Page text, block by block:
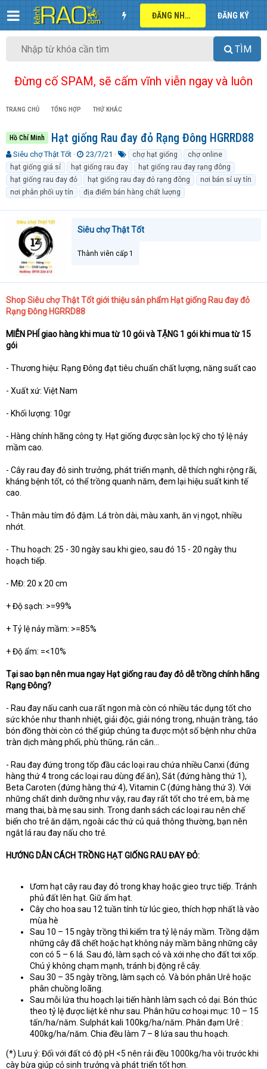
ĐĂNG NHẬP ĐĂNG KÝ
TÌM
Đừng cố SPAM, sẽ cấm vĩnh viễn ngay và luôn
TRANG CHỦ TỔNG HỢP THỨ KHÁC
Hồ Chí Minh Hạt giống Rau đay đỏ Rạng Đông HGRRD88
T
h
r
e
a
s
r
Siêu chợ Thật Tốt
N
g
à
y
g
23/7/21
ừ
k
h
ó
chợ hạt giống
chợ online
hạt giống giá sỉ
hạt giống rau đay
hạt giống rau đay rạng đông
hạt giống rau đay đỏ
hạt giống rau đay đỏ rạng đông
nơi bán sỉ uy tín
nơi phân phối uy tín
địa điểm bán hàng chất lượng
Siêu chợ Thật Tốt
Thành viên cấp 1
Shop Siêu chợ Thật Tốt giới thiệu sản phẩm Hạt giống Rau đay đỏ
Rạng Đông HGRRD88
MIỄN PHÍ giao hàng khi mua từ 10 gói và TẶNG 1 gói khi mua từ 15
gói
- Thương hiệu: Rạng Đông đạt tiêu chuẩn chất lượng, năng suất cao
- Xuất xứ: Việt Nam
- Khối lượng: 10gr
- Hàng chính hãng công ty. Hạt giống được sàn lọc kỹ cho tỷ lệ nảy
mầm cao.
- Cây rau đay đỏ sinh trưởng, phát triển mạnh, dễ thích nghi rộng rãi,
kháng bệnh tốt, có thể trồng quanh năm, đem lại hiệu suất kinh tế
cao.
- Thân màu tím đỏ đậm. Lá tròn dài, màu xanh, ăn vị ngọt, nhiều
nhớt.
- Thu hoạch: 25 - 30 ngày sau khi gieo, sau đó 15 - 20 ngày thu
hoạch tiếp.
- MĐ: 20 x 20 cm
+ Độ sạch: >=99%
+ Tỷ lệ nảy mầm: >=85%
+ Độ ẩm: =<10%
Tại sao bạn nên mua ngay Hạt giống rau đay đỏ dễ trồng chính hãng
Rạng Đông?
- Rau đay nấu canh cua rất ngon mà còn có nhiều tác dụng tốt cho
sức khỏe như thanh nhiệt, giải độc, giải nóng trong, nhuận tràng, táo
bón đồng thời còn có thể giúp chúng ta được một số bệnh như chữa
tràn dịch màng phổi, phù thũng, rắn cắn…
- Rau đay đứng trong tốp đầu các loại rau chứa nhiều Canxi (đứng
hàng thứ 4 trong các loại rau dùng để ăn), Sắt (đứng hàng thứ 1),
Beta Caroten (đứng hàng thứ 4), Vitamin C (đứng hàng thứ 3). Với
những chất dinh dưỡng như vậy, rau đay rất tốt cho trẻ em, bà mẹ
mang thai, bà mẹ sau sinh. Trong danh sách các loại rau nên chế
biến cho trẻ ăn dặm, ngoài các thứ củ quả thông thường, bạn nên
ngắt lá rau đay nấu cho trẻ.
HƯỚNG DẪN CÁCH TRỒNG HẠT GIỐNG RAU ĐAY ĐỎ:
Ươm hạt cây rau đay đỏ trong khay hoặc gieo trực tiếp. Tránh
phủ đất lên hạt. Giữ ẩm hạt.
Cây cho hoa sau 12 tuần tính từ lúc gieo, thích hợp nhất là vào
mùa hè
Sau 10 – 15 ngày trồng thì kiểm tra tỷ lệ nảy mầm. Trồng dặm
những cây đã chết hoặc hạt không nảy mầm bằng những cây
con có 5 – 6 lá. Sau đó, làm sạch cỏ và xới nhẹ cho đất tơi xốp.
Chú ý không chạm mạnh, tránh bị động rễ cây.
Sau 30 – 35 ngày trồng, làm sạch cỏ. Và bón phân Urê hoặc
phân chuồng loãng.
Sau mỗi lứa thu hoạch lại tiến hành làm sạch cỏ dại. Bón thúc
theo tỷ lệ được liệt kê như sau. Phân hữu cơ hoại mục: 10 – 15
tấn/ha/năm. Sulphát kali 100kg/ha/năm. Phân đạm Urê :
400kg/ha/năm. Chia đều làm 7 – 8 lứa sau thu hoạch.
(*) Lưu ý: Đối với đất có độ pH <5 nên rải đều 1000kg/ha vôi trước khi
cày bừa giúp cỏ sinh trưởng và phát triển tốt hơn.